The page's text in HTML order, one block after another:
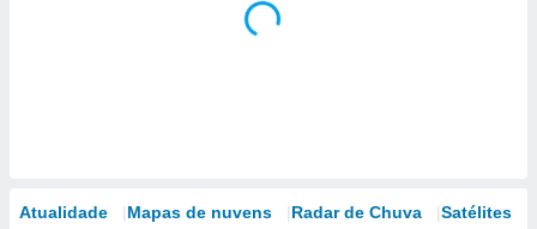
Atualidade Mapas de nuvens Radar de Chuva Satélites